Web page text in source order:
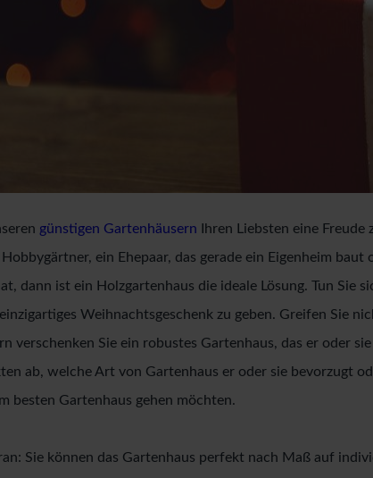
günstigen Gartenhäusern Ihren Liebsten eine
ein Ehepaar, das gerade ein Eigenheim
dann ist ein Holzgartenhaus die ideale Lösung. Tun Sie
Weihnachtsgeschenk zu geben. Greifen Sie
verschenken Sie ein robustes Gartenhaus, das er oder
ab, welche Art von Gartenhaus er oder sie bevorzugt
besten Gartenhaus gehen möchten.
Sie können das Gartenhaus perfekt nach Maß auf